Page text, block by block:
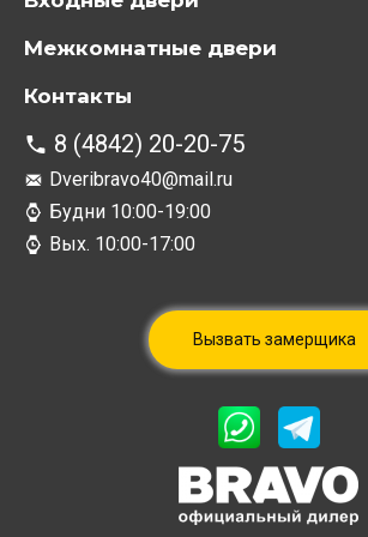
Межкомнатные двери
Контакты
8 (4842) 20-20-75
Dveribravo40@mail.ru
Будни 10:00-19:00
Вых. 10:00-17:00
Вызвать замерщика